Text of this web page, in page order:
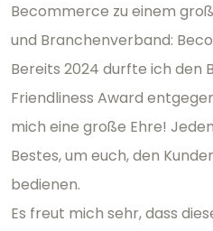
Becommerce zu einem
und Branchenverband:
Bereits 2024 durfte ich den
Friendliness Award
mich eine große Ehre!
Bestes, um euch, den
bedienen.
Es freut mich sehr, dass